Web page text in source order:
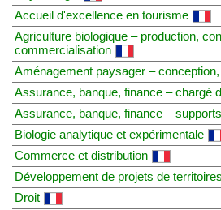
Accueil d'excellence en tourisme
Agriculture biologique – production,
commercialisation
Aménagement paysager –
Assurance, banque, finance – chargé
Assurance, banque, finance –
Biologie analytique et expérimentale
Commerce et distribution
Développement de projets de territoires
Droit